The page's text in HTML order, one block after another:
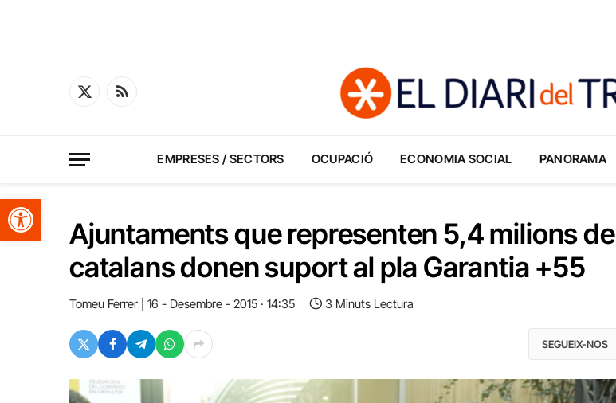
Obre la barra d'eines
X
RSS
EMPRESES / SECTORS OCUPACIÓ ECONOMIA SOCIAL PANORAMA
Ajuntaments que representen 5,4 milions de
catalans donen suport al pla Garantia +55
Tomeu Ferrer 16 - Desembre - 2015 · 14:35 3 Minuts Lectura
SEGUEIX-NOS